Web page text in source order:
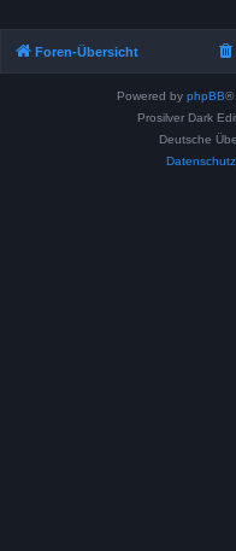
Foren-Übersicht
Powered by phpBB®
Prosilver Dark
Deutsche
Datenschutz